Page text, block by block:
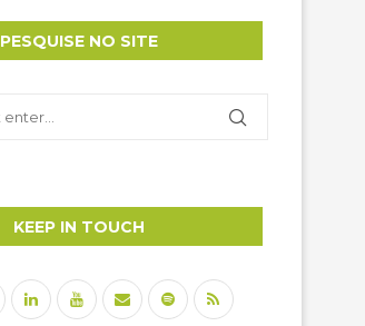
PESQUISE NO SITE
KEEP IN TOUCH